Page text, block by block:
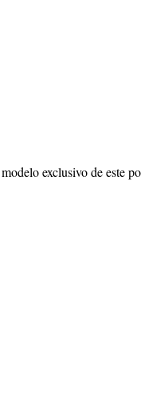
exclusivo de este